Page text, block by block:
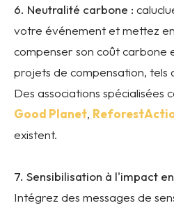
6. Neutralité carbone :
votre événement et mettez
compenser son coût carbone
projets de compensation, tels
Des associations spécialisées
Good Planet,
existent.
7. Sensibilisation à l'impact
Intégrez des messages de